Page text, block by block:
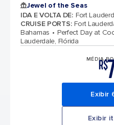
Jewel of the Seas
IDA E VOLTA DE: Fort
CRUISE PORTS: Fort
Bahamas
Perfect Day at
Lauderdale, Flórida
MÉDIA
R$
Exibir
Exibir